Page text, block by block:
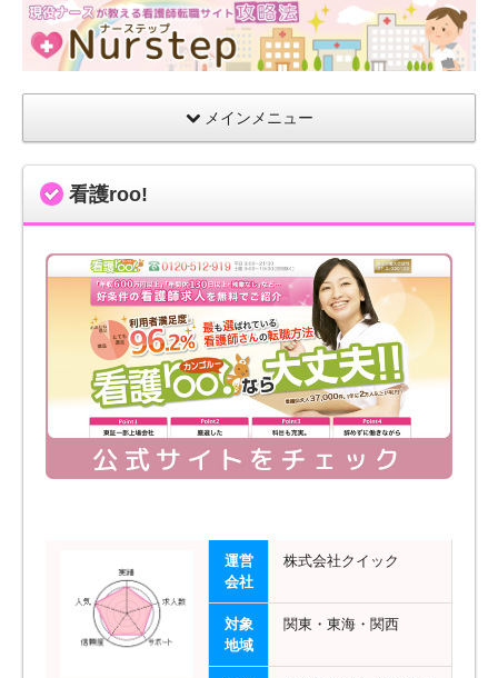
現役
ナー
スが
る看
転職
サイ
ト攻
略法
【ナ
ース
プ】
メインメニュー
看護roo!
運営
会社
株式会社クイック
対象
地域
関東・東海・関西